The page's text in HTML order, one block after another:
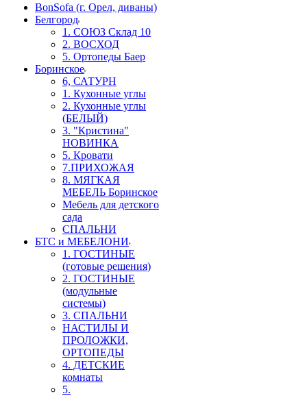
BonSofa (г. Орел, диваны)
Белгород
1. СОЮЗ Склад 10
2. ВОСХОД
5. Ортопеды Баер
Боринское
6, САТУРН
1. Кухонные углы
2. Кухонные углы
(БЕЛЫЙ)
3. "Кристина"
НОВИНКА
5. Кровати
7.ПРИХОЖАЯ
8. МЯГКАЯ
МЕБЕЛЬ Боринское
Мебель для детского
сада
СПАЛЬНИ
БТС и МЕБЕЛОНИ
1. ГОСТИНЫЕ
(готовые решения)
2. ГОСТИНЫЕ
(модульные
системы)
3. СПАЛЬНИ
НАСТИЛЫ И
ПРОЛОЖКИ,
ОРТОПЕДЫ
4. ДЕТСКИЕ
комнаты
5.